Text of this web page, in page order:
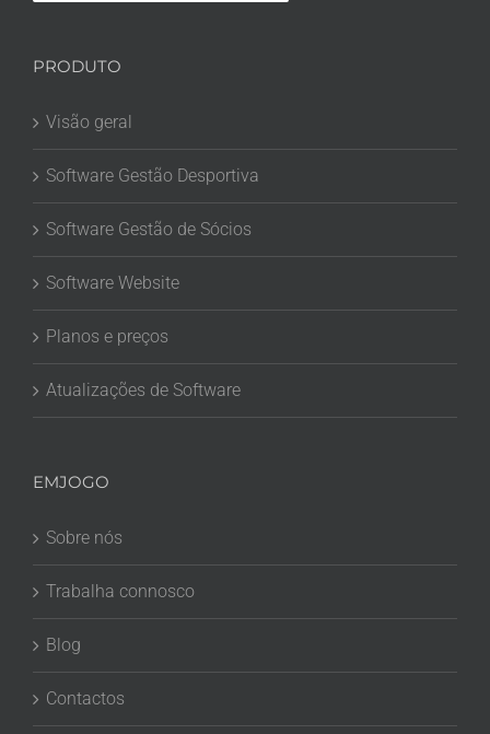
PRODUTO
Visão geral
Software Gestão Desportiva
Software Gestão de Sócios
Software Website
Planos e preços
Atualizações de Software
EMJOGO
Sobre nós
Trabalha connosco
Blog
Contactos